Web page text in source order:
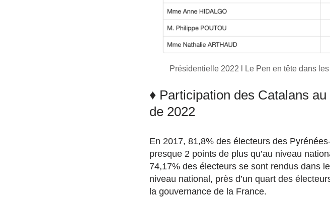
Présidentielle 2022 l Le Pen en tête dans
♦ Participation des Catalans
de 2022
En 2017, 81,8% des électeurs des
presque 2 points de plus qu’au niveau
74,17% des électeurs se sont rendus dans
niveau national, près d’un quart des
la gouvernance de la France.